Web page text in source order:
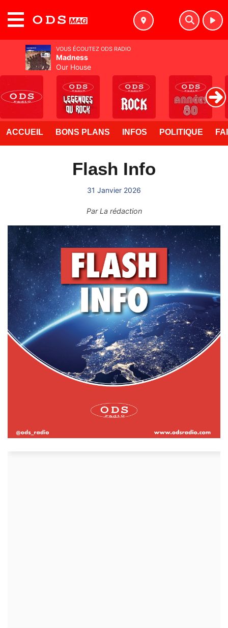
ACCUEIL BONS PLANS INFOS POLITIQUE
Flash Info
31 Janvier 2026
ParLa rédaction
VOUS ÉCOUTEZ ODS RADIO
Madness
Our House